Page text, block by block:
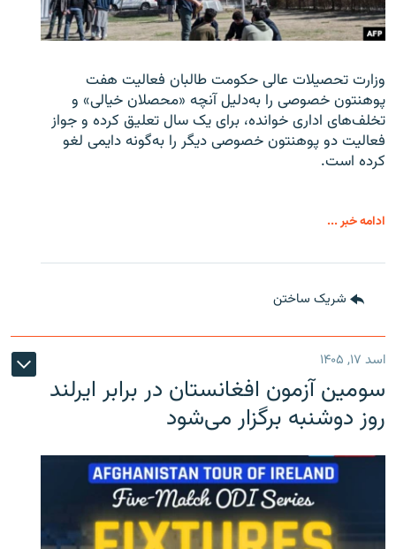
وزارت تحصیلات عالی حکومت طالبان فعالیت هفت
پوهنتون خصوصی را به‌دلیل آنچه «محصلان خیالی» و
تخلف‌های اداری خوانده، برای یک سال تعلیق کرده و جواز
فعالیت دو پوهنتون خصوصی دیگر را به‌گونه دایمی لغو
کرده است.
ادامه خبر ...
شریک ساختن
اسد ۱۷, ۱۴۰۵
سومین آزمون افغانستان در برابر ایرلند
روز دوشنبه برگزار می‌شود